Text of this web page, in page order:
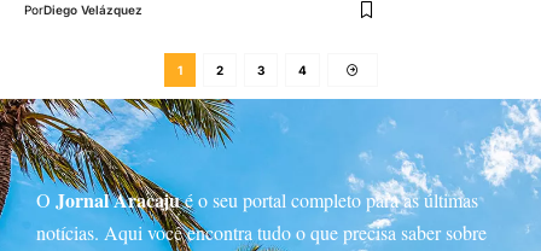
PorDiego Velázquez
1 2 3 4
O Jornal Aracajué o seu portal completo para as últimas
notícias. Aqui você encontra tudo o que precisa saber sobre